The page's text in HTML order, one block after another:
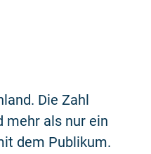
Die Zahl
mehr als nur ein
dem Publikum.